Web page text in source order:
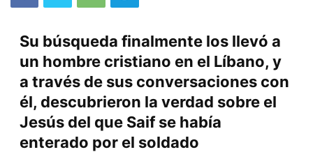
Su búsqueda finalmente los llevó a
un hombre cristiano en el Líbano, y
a través de sus conversaciones con
él, descubrieron la verdad sobre el
Jesús del que Saif se había
enterado por el soldado